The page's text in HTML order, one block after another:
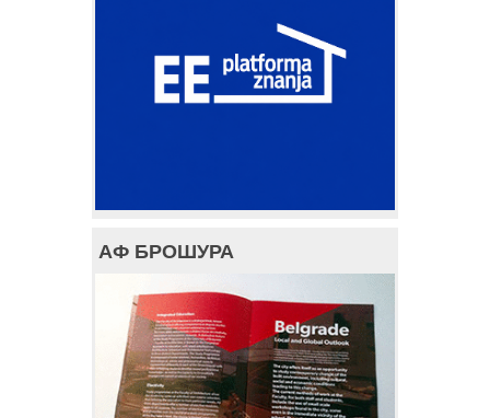
АФ БРОШУРА